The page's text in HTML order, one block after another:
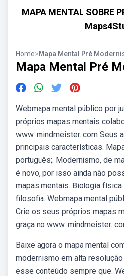
MAPA MENTAL SOBRE
Home>Mapa Mental Pré
Mapa Mental Pré
Webmapa mental público por
próprios mapas mentais
www. mindmeister. com Seus
principais características.
português;. Modernismo, de
é novo, por isso ainda não
mapas mentais. Biologia física
filosofia. Webmapa mental
Crie os seus próprios mapas
graça no www. mindmeister.
Baixe agora o mapa mental
modernismo em alta
esse conteúdo sempre que.